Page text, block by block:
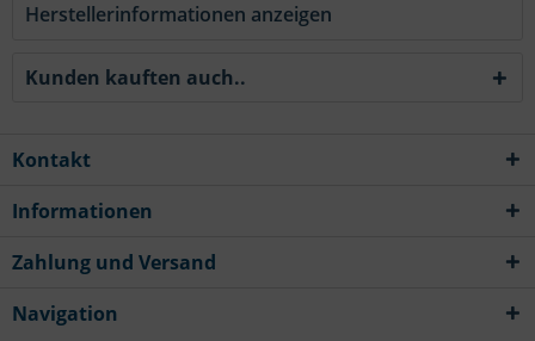
Herstellerinformationen anzeigen
Kunden kauften auch..
Kontakt
Informationen
Zahlung und Versand
Navigation